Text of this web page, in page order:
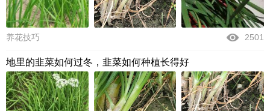
养花技巧 2501
地里的韭菜如何过冬，韭菜如何种植长得好